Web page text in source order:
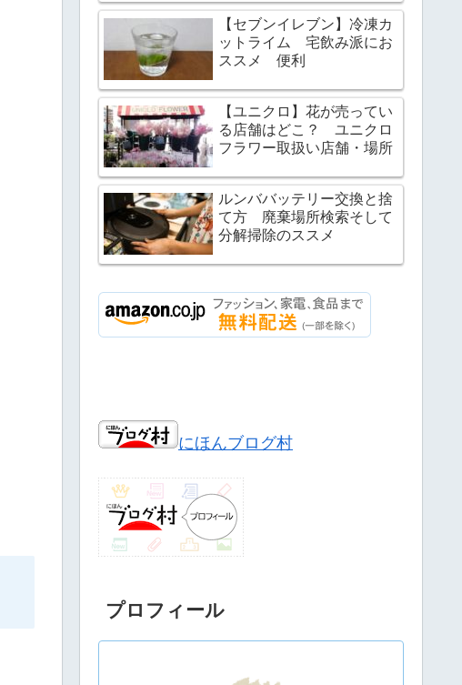
【セブンイレブン】冷凍カ
ットライム 宅飲み派にお
ススメ 便利
【ユニクロ】花が売ってい
る店舗はどこ？ ユニクロ
フラワー取扱い店舗・場所
ルンババッテリー交換と捨
て方 廃棄場所検索そして
分解掃除のススメ
にほんブログ村
プロフィール